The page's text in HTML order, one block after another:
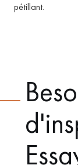
pétillant.